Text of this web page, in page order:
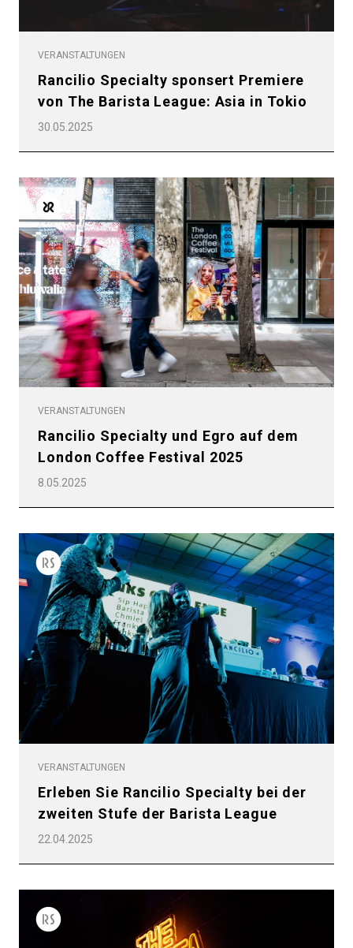
VERANSTALTUNGEN
Rancilio Specialty sponsert Premiere
von The Barista League: Asia in Tokio
30.05.2025
VERANSTALTUNGEN
Rancilio Specialty und Egro auf dem
London Coffee Festival 2025
8.05.2025
VERANSTALTUNGEN
Erleben Sie Rancilio Specialty bei der
zweiten Stufe der Barista League
22.04.2025